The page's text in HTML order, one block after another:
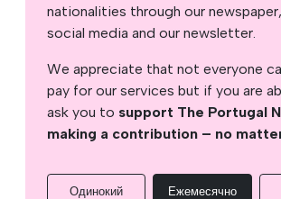
nationalities through our
social media and our newsletter.
We appreciate that not everyone
pay for our services but if you are
ask you to support The Portugal
making a contribution – no
Одинокий Ежемесячно